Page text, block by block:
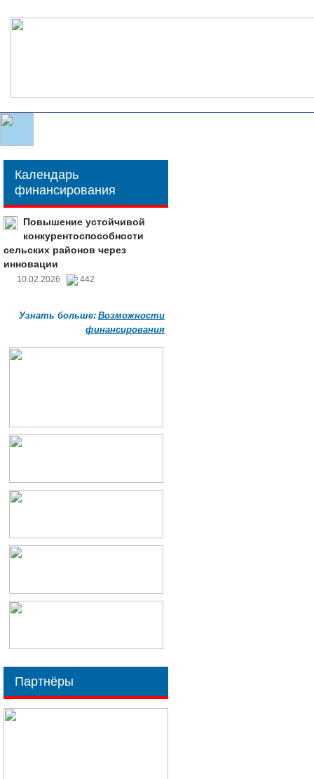
Календарь
финансирования
Повышение устойчивой
конкурентоспособности
сельских районов через
инновации
10.02.2026 442
Узнать больше: Возможности
финансирования
Партнёры